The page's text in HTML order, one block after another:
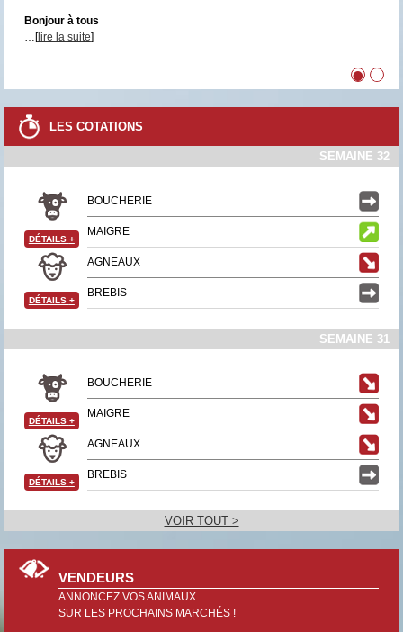
Bonjour à tous
…[lire la suite]
••
LES COTATIONS
SEMAINE 32
BOUCHERIE
MAIGRE
DÉTAILS +
AGNEAUX
BREBIS
DÉTAILS +
SEMAINE 31
BOUCHERIE
MAIGRE
DÉTAILS +
AGNEAUX
BREBIS
DÉTAILS +
VOIR TOUT >
VENDEURS
ANNONCEZ VOS ANIMAUX
SUR LES PROCHAINS MARCHÉS !